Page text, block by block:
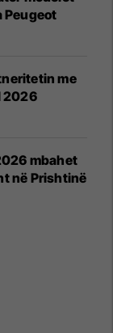
Peugeot
me
2026
mbahet
në Prishtinë